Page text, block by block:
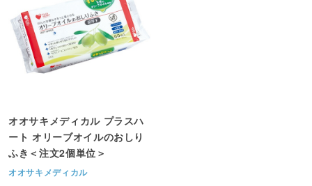
オオサキメディカル プラスハ
ート オリーブオイルのおしり
ふき＜注文2個単位＞
オオサキメディカル